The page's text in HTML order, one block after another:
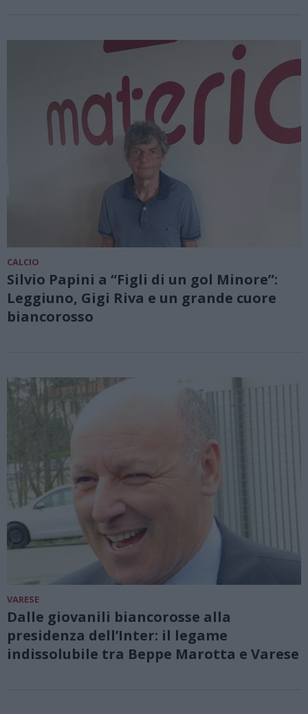
CALCIO
Silvio Papini a “Figli di un gol Minore”:
Leggiuno, Gigi Riva e un grande cuore
biancorosso
VARESE
Dalle giovanili biancorosse alla
presidenza dell’Inter: il legame
indissolubile tra Beppe Marotta e Varese